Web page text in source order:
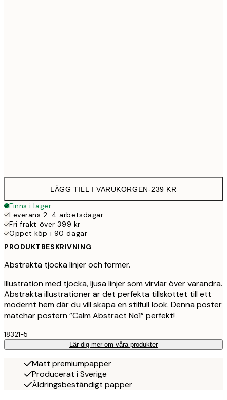
LÄGG TILL I VARUKORGEN-239 KR
Finns i lager
Leverans 2-4 arbetsdagar
Fri frakt över 399 kr
Öppet köp i 90 dagar
PRODUKTBESKRIVNING
Abstrakta tjocka linjer och former.
Illustration med tjocka, ljusa linjer som virvlar över varandra.
Abstrakta illustrationer är det perfekta tillskottet till ett
modernt hem där du vill skapa en stilfull look. Denna poster
matchar postern ”Calm Abstract No1” perfekt!
18321-5
Lär dig mer om våra produkter
Matt premiumpapper
Producerat i Sverige
Åldringsbeständigt papper